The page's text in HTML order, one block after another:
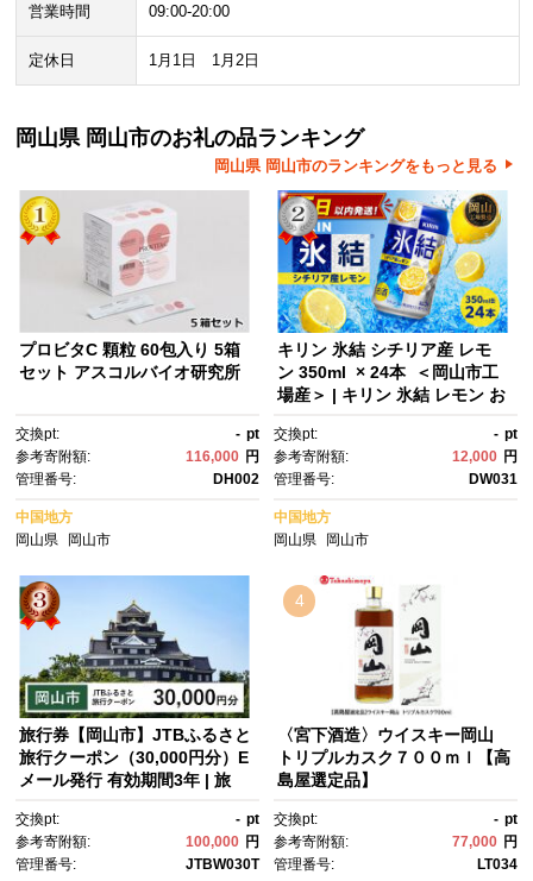
営業時間 09:00-20:00
定休日 1月1日 1月2日
岡山県 岡山市のお礼の品ランキング
岡山県 岡山市のランキングをもっと見る
プロビタC 顆粒 60包入り 5箱
セット アスコルバイオ研究所
交換pt: - pt
参考寄附額:
116,000 円
管理番号:
DH002
中国地方
岡山県
岡山市
キリン 氷結 シチリア産 レモ
ン 350ml × 24本 ＜岡山市工
場産＞ | キリン 氷結 レモン お
ル 酒 飲料 飲み会 宅飲み 家飲
み 宴会 パーティー ケース ギフ
ト
交換pt: - pt
参考寄附額:
12,000 円
管理番号:
DW031
中国地方
岡山県
岡山市
旅行券【岡山市】JTBふるさと
旅行クーポン（30,000円分）E
メール発行 有効期間3年​ | 旅
行 クーポン トラベル 国内旅
行 岡山旅行 岡山市 後楽園 JT
B トラベルクーポン 観光 体
交換pt: - pt
参考寄附額:
100,000 円
管理番号:
JTBW030T
4
〈宮下酒造〉ウイスキー岡山
トリプルカスク７００ｍｌ【高
島屋選定品】
交換pt: - pt
参考寄附額:
77,000 円
管理番号:
LT034